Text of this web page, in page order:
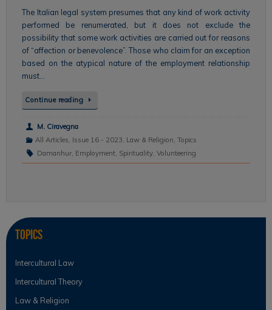
The Italian legal system presumes that any kind of work activity
performed be renumerated, but it does not exclude the
possibility that some work activities are carried out for reasons
of “affection or benevolence”. Those who claim for an exception
based on the atypical nature of the employment relationship
must…
Continue reading
M. Ciravegna
All Articles, Issue 16 - 2023, Law & Religion, Topics
Damanhur, Employment, Spirituality, Volunteering
Topics
Intercultural Law
Intercultural Theory
Law & Religion